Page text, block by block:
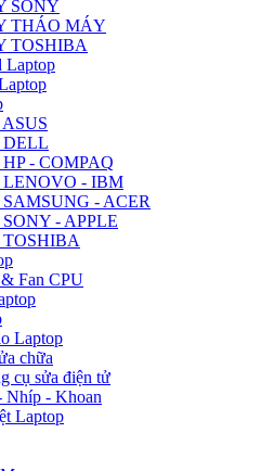
SONY
THÁO MÁY
TOSHIBA
Laptop
DELL
- COMPAQ
LENOVO - IBM
- ACER
- APPLE
TOSHIBA
Fan CPU
Laptop
chữa
cụ sửa điện tử
Nhíp - Khoan
Laptop